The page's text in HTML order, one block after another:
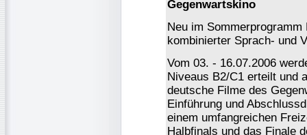
Gegenwartskino
Neu im
kombinierter Sprach- und
Vom 03. - 16.07.2006
Niveaus B2/C1 erteilt und
deutsche Filme des
Einführung und
einem umfangreichen
Halbfinals und das Finale